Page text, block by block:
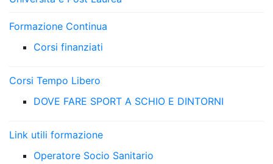
Formazione Continua
Corsi finanziati
Corsi Tempo Libero
DOVE FARE SPORT A SCHIO E DINTORNI
Link utili formazione
Operatore Socio Sanitario